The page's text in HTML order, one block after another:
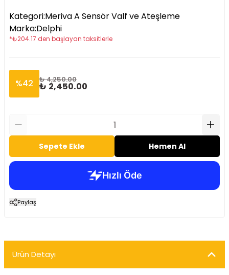
Kategori:Meriva A Sensör Valf ve Ateşleme
Marka:Delphi
*₺204.17 den başlayan taksitlerle
%42 ₺ 4,250.00
₺ 2,450.00
Sepete Ekle Hemen Al
Paylaş
Ürün Detayı